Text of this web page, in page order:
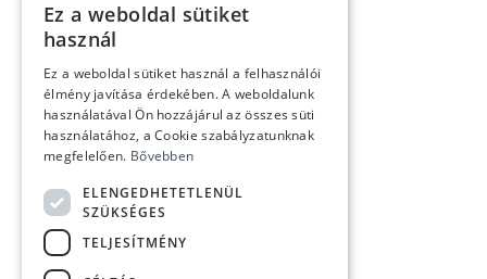
Ez a weboldal sütiket
használ
Ez a weboldal sütiket használ a felhasználói
élmény javítása érdekében. A weboldalunk
használatával Ön hozzájárul az összes süti
használatához, a Cookie szabályzatunknak
megfelelően. Bővebben
ELENGEDHETETLENÜL
SZÜKSÉGES
TELJESÍTMÉNY